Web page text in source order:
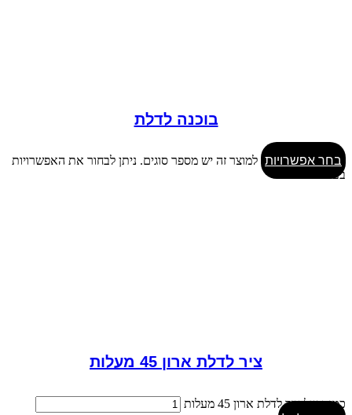
בוכנה לדלת
בחר אפשרויות למוצר זה יש מספר סוגים. ניתן לבחור את האפשרויות
בעמוד המוצר
ציר לדלת ארון 45 מעלות
כמות של ציר לדלת ארון 45 מעלות